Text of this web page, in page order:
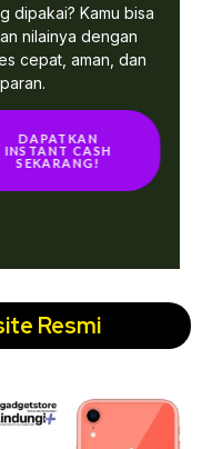
dipakai? Kamu bisa
nilainya dengan
cepat, aman, dan
DAPATKAN
INSTANT CASH
SEKARANG!
Resmi